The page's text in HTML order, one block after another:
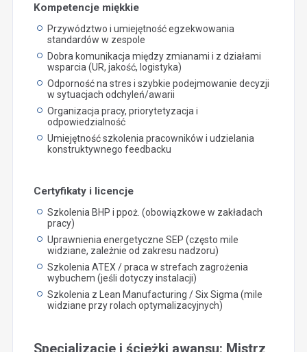
Kompetencje miękkie
Przywództwo i umiejętność egzekwowania
standardów w zespole
Dobra komunikacja między zmianami i z działami
wsparcia (UR, jakość, logistyka)
Odporność na stres i szybkie podejmowanie decyzji
w sytuacjach odchyleń/awarii
Organizacja pracy, priorytetyzacja i
odpowiedzialność
Umiejętność szkolenia pracowników i udzielania
konstruktywnego feedbacku
Certyfikaty i licencje
Szkolenia BHP i ppoż. (obowiązkowe w zakładach
pracy)
Uprawnienia energetyczne SEP (często mile
widziane, zależnie od zakresu nadzoru)
Szkolenia ATEX / praca w strefach zagrożenia
wybuchem (jeśli dotyczy instalacji)
Szkolenia z Lean Manufacturing / Six Sigma (mile
widziane przy rolach optymalizacyjnych)
Specjalizacje i ścieżki awansu: Mistrz